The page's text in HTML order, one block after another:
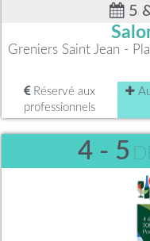
5
Greniers Saint Jean -
Réservé aux
professionnels
4 - 5